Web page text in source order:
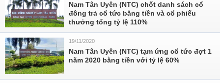
Nam Tân Uyên (NTC) chốt danh sách cổ
đông trả cổ tức bằng tiền và cổ phiếu
thưởng tổng tỷ lệ 110%
19/11/2020
Nam Tân Uyên (NTC) tạm ứng cổ tức đợt 1
năm 2020 bằng tiền với tỷ lệ 60%